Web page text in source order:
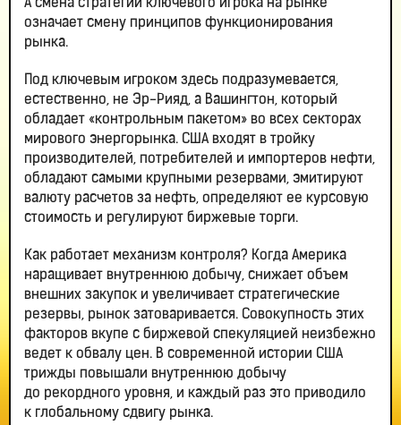
А смена стратегии ключевого игрока на рынке
означает смену принципов функционирования
рынка.
Под ключевым игроком здесь подразумевается,
естественно, не Эр-Рияд, а Вашингтон, который
обладает «контрольным пакетом» во всех секторах
мирового энергорынка. США входят в тройку
производителей, потребителей и импортеров нефти,
обладают самыми крупными резервами, эмитируют
валюту расчетов за нефть, определяют ее курсовую
стоимость и регулируют биржевые торги.
Как работает механизм контроля? Когда Америка
наращивает внутреннюю добычу, снижает объем
внешних закупок и увеличивает стратегические
резервы, рынок затоваривается. Совокупность этих
факторов вкупе с биржевой спекуляцией неизбежно
ведет к обвалу цен. В современной истории США
трижды повышали внутреннюю добычу
до рекордного уровня, и каждый раз это приводило
к глобальному сдвигу рынка.